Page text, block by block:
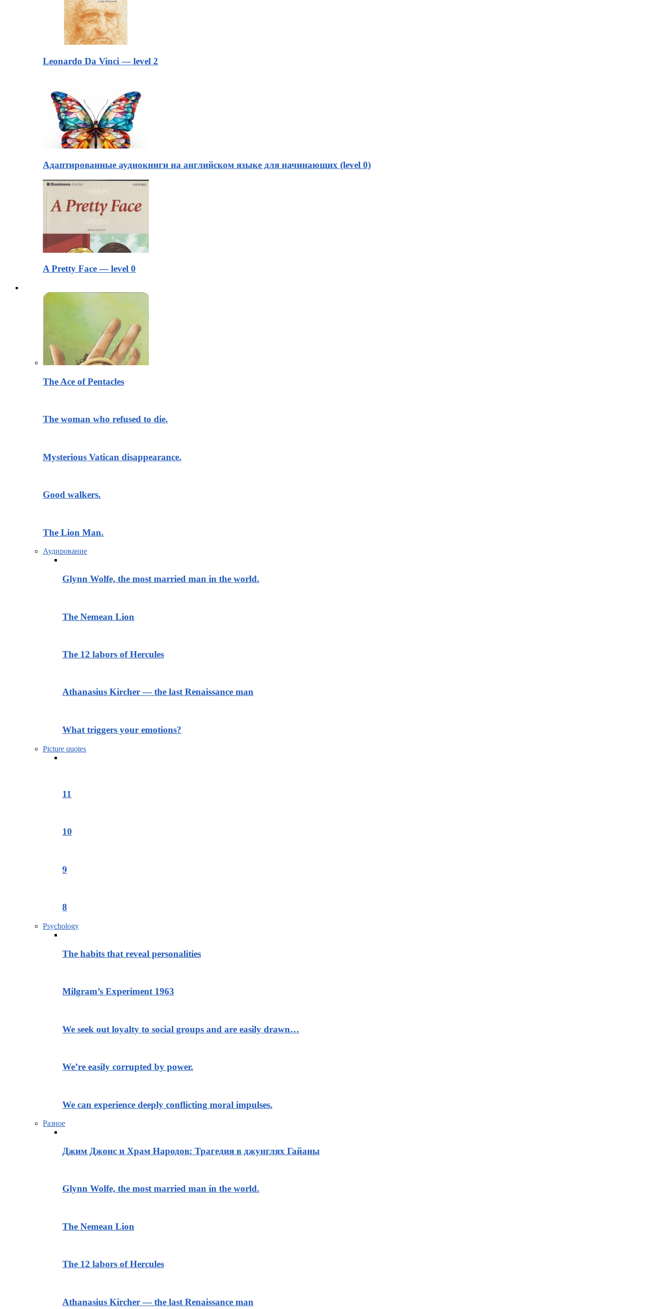
Leonardo Da Vinci — level 2
Адаптированные аудиокниги на английском языке для начинающих (level 0)
A Pretty Face — level 0
The Ace of Pentacles
The woman who refused to die.
Mysterious Vatican disappearance.
Good walkers.
The Lion Man.
Аудирование
Glynn Wolfe, the most married man in the world.
The Nemean Lion
The 12 labors of Hercules
Athanasius Kircher — the last Renaissance man
What triggers your emotions?
Picture quotes
11
10
9
8
Psychology
The habits that reveal personalities
Milgram’s Experiment 1963
We seek out loyalty to social groups and are easily drawn…
We’re easily corrupted by power.
We can experience deeply conflicting moral impulses.
Разное
Джим Джонс и Храм Народов: Трагедия в джунглях Гайаны
Glynn Wolfe, the most married man in the world.
The Nemean Lion
The 12 labors of Hercules
Athanasius Kircher — the last Renaissance man